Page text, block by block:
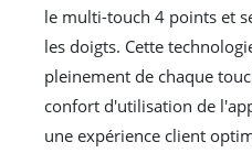
le multi-touch 4 points et
les doigts. Cette
pleinement de chaque
confort d'utilisation de
une expérience client